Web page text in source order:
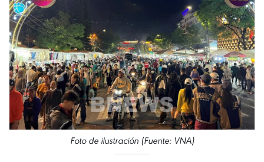
Foto de ilustración (Fuente: VNA)